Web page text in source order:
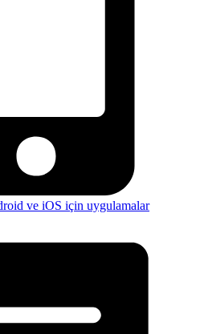
ve iOS için uygulamalar